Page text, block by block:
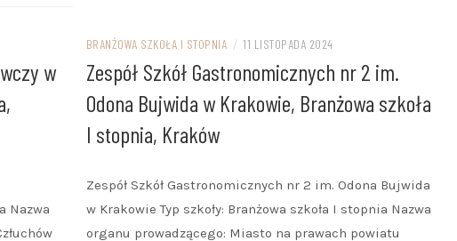
w
Nazwa
BRANŻOWA SZKOŁA I STOPNIA / 11 LISTOPADA 2024
Zespół Szkół Gastronomicznych nr 2 im.
Odona Bujwida w Krakowie, Branżowa szkoła
I stopnia, Kraków
Zespół Szkół Gastronomicznych nr 2 im. Odona Bujwida
w Krakowie Typ szkoły: Branżowa szkoła I stopnia Nazwa
organu prowadzącego: Miasto na prawach powiatu